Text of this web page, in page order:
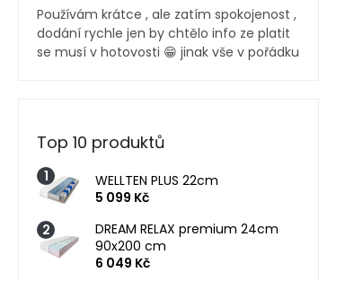
Používám krátce , ale zatím spokojenost ,
dodání rychle jen by chtělo info ze platit
se musí v hotovosti 😁 jinak vše v pořádku
Top 10 produktů
WELLTEN PLUS 22cm
5 099 Kč
DREAM RELAX premium 24cm
90x200 cm
6 049 Kč